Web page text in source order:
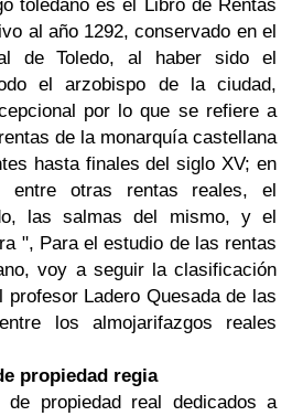
toledano es el Libro de Rentas
al año 1292, conservado en el
de Toledo, al haber sido el
el arzobispo de la ciudad,
por lo que se refiere a
de la monarquía castellana
hasta finales del siglo XV; en
entre otras rentas reales, el
las salmas del mismo, y el
", Para el estudio de las rentas
voy a seguir la clasificación
Ladero Quesada de las
los almojarifazgos reales
propiedad regia
propiedad real dedicados a